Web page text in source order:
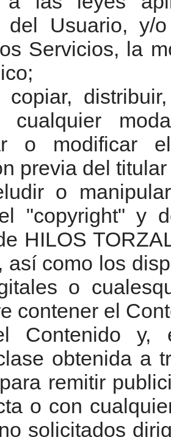
del Usuario,
Servicios, la
copiar,
o modificar
previa del
o
"copyright" y
HILOS
así como los
o
contener el
Contenido y,
obtenida a
remitir
o con
solicitados